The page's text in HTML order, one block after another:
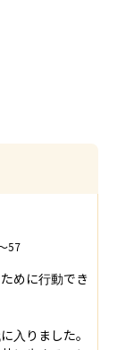
57
めに行動でき
入りました。